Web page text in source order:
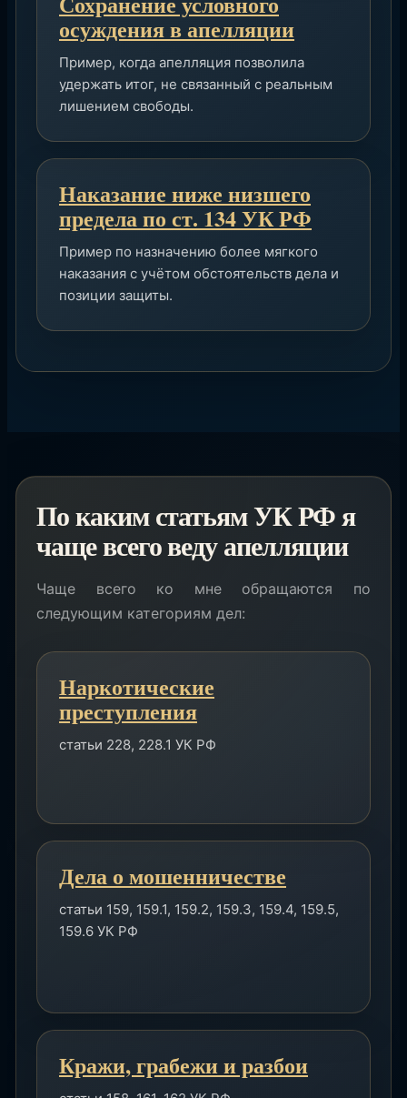
осуждения в апелляции
Пример, когда апелляция позволила
удержать итог, не связанный с реальным
лишением свободы.
Наказание ниже низшего
предела по ст. 134 УК РФ
Пример по назначению более мягкого
наказания с учётом обстоятельств дела и
позиции защиты.
По каким статьям УК РФ я
чаще всего веду апелляции
Чаще всего ко мне обращаются по
следующим категориям дел:
Наркотические
преступления
статьи 228, 228.1 УК РФ
Дела о мошенничестве
статьи 159, 159.1, 159.2, 159.3, 159.4, 159.5,
159.6 УК РФ
Кражи, грабежи и разбои